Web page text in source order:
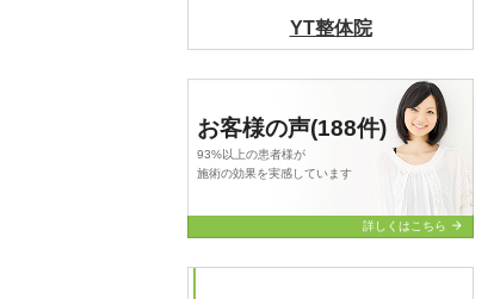
お客様の声(188件)
93%以上の患者様が
施術の効果を実感しています
詳しくはこちら arrow_forward